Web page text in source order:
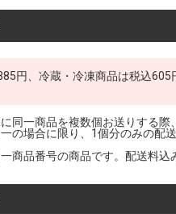
円、冷蔵・冷凍商品は税込605
同一商品を複数個お送りする際
の場合に限り、1個分のみの配
商品番号の商品です。配送料込